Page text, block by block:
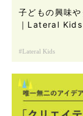
子どもの興味
｜Lateral Kids
Lateral Kids